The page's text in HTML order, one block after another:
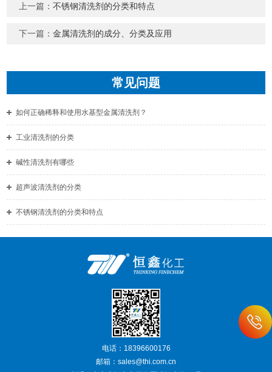
上一篇：不锈钢清洗剂的分类和特点
下一篇：金属清洗剂的成分、分类及应用
常见问题
如何正确稀释和使用水基型金属清洗剂？
工业清洗剂的分类
碱性清洗剂有哪些
超声波清洗剂的分类
不锈钢清洗剂的分类和特点
电话：18396600176
邮箱：sales@thi.com.cn